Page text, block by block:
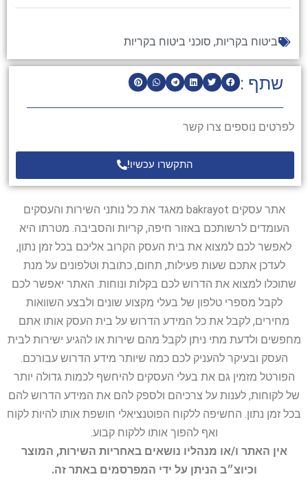
שתף :
לפרטים נוספים צרו קשר
התקשרו עכשיו!
ביטוח בקריות, סוכני ביטוח בקריות
אתר עסקים bakrayot מאגד את כל נותני השירות והעסקים
העומדים לרשותכם באזור חיפה, קריות והסביבה. מטרתו היא
לאפשר לכם למצוא את בית העסק הקרוב אליכם בכל זמן נתון,
לעדכן אתכם שעות פעילות, תחום, כתובת וטלפונים על מנת
שתוכלו למצוא את הדרוש לכם בקלות ונוחות. האתר יאפשר לכם
לקבל מספרי טלפון של בעלי מקצוע שונים ולבצע השוואות
מחירים, לקבל את כל המידע הדרוש על בית העסק אותו אתם
מחפשים ולדעת מתי ניתן לקבל מהם שירות או להגיע ישירות לבית
העסק ובעיקר להעניק לכם כמה שיותר מידע הדרוש עבורכם.
הפורטל מזמין גם את בעלי העסקים להיחשף לכמות גדולה יותר
של לקוחות, לענות על צרכיהם ולספק להם את המידע הדרוש להם
בכל זמן נתון. החשיפה ללקוח הפוטנציאלי חושפת אותו להיות לקוח
ואף להפוך אותו ללקוח קבוע.
אין האתר ו/או מנהליו נושאים באחריות השירות, המוצר
וכיוצ״ב הניתן על ידי המפרסמים באתר זה.